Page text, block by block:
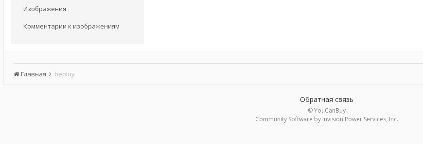
Изображения
Комментарии к изображениям
Главная bepluy
Обратная связь
© YouCanBuy
Community Software by Invision Power Services, Inc.